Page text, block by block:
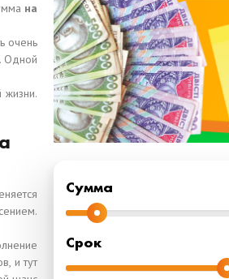
Cумма
Срок
на
очень
Одной
жизни.
и тут